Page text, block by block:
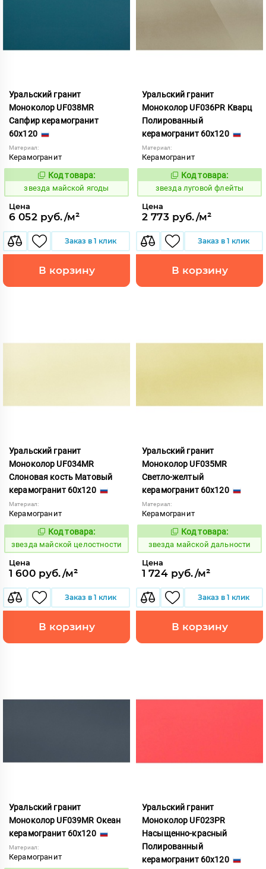
Уральский гранит
Моноколор UF038MR
Сапфир керамогранит
60x120
Материал:
Керамогранит
443999
Код товара:
звезда майской ягоды
Цена
6 052 руб./м²
Заказ в 1 клик
В корзину
Уральский гранит
Моноколор UF036PR Кварц
Полированный
керамогранит 60x120
Материал:
Керамогранит
443741
Код товара:
звезда луговой флейты
Цена
2 773 руб./м²
Заказ в 1 клик
В корзину
Уральский гранит
Моноколор UF034MR
Слоновая кость Матовый
керамогранит 60x120
Материал:
Керамогранит
443993
Код товара:
звезда майской целостности
Цена
1 600 руб./м²
Заказ в 1 клик
В корзину
Уральский гранит
Моноколор UF035MR
Светло-желтый
керамогранит 60x120
Материал:
Керамогранит
443996
Код товара:
звезда майской дальности
Цена
1 724 руб./м²
Заказ в 1 клик
В корзину
Уральский гранит
Моноколор UF039MR Океан
керамогранит 60x120
Материал:
Керамогранит
Уральский гранит
Моноколор UF023PR
Насыщенно-красный
Полированный
керамогранит 60x120